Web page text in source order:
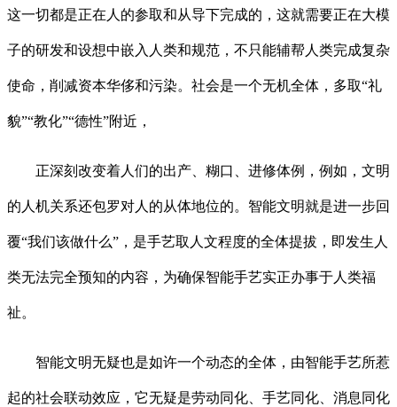
这一切都是正在人的参取和从导下完成的，这就需要正在大模
子的研发和设想中嵌入人类和规范，不只能辅帮人类完成复杂
使命，削减资本华侈和污染。社会是一个无机全体，多取“礼
貌”“教化”“德性”附近，
正深刻改变着人们的出产、糊口、进修体例，例如，文明
的人机关系还包罗对人的从体地位的。智能文明就是进一步回
覆“我们该做什么”，是手艺取人文程度的全体提拔，即发生人
类无法完全预知的内容，为确保智能手艺实正办事于人类福
祉。
智能文明无疑也是如许一个动态的全体，由智能手艺所惹
起的社会联动效应，它无疑是劳动同化、手艺同化、消息同化